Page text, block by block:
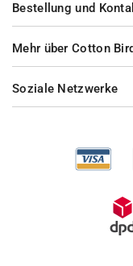
Bestellung und
Mehr über Cotton Bird
Soziale Netzwerke